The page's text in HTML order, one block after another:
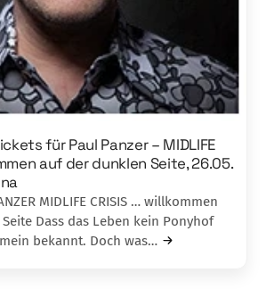
für Paul Panzer – MIDLIFE
auf der dunklen Seite, 26.05.
MIDLIFE CRISIS … willkommen
Dass das Leben kein Ponyhof
bekannt. Doch was…